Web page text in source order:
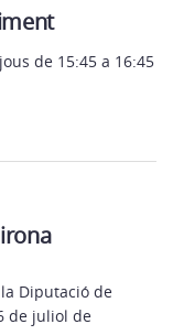
de 15:45 a 16:45
Diputació de
de juliol de